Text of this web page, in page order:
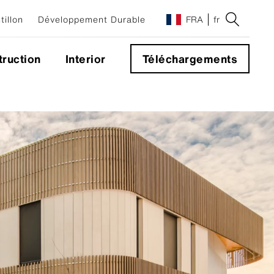
Développement Durable FRA fr
Interior Téléchargements